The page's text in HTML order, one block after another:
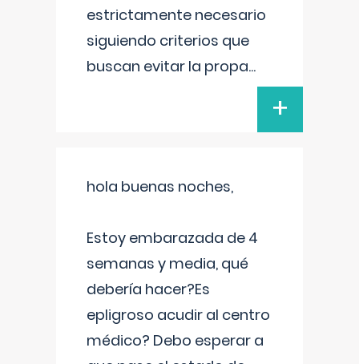
estrictamente necesario
siguiendo criterios que
buscan evitar la propa...
+
hola buenas noches,
Estoy embarazada de 4
semanas y media, qué
debería hacer?Es
epligroso acudir al centro
médico? Debo esperar a